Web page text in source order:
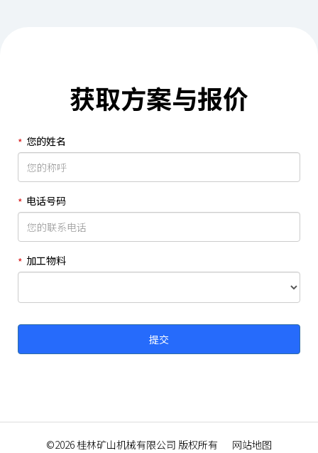
获取方案与报价
您的姓名
电话号码
加工物料
©2026桂林矿山机械有限公司 版权所有
网站地图